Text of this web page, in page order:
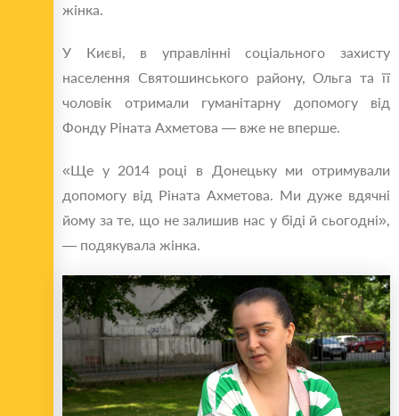
жінка.
У Києві, в управлінні соціального захисту
населення Святошинського району, Ольга та її
чоловік отримали гуманітарну допомогу від
Фонду Ріната Ахметова — вже не вперше.
«Ще у 2014 році в Донецьку ми отримували
допомогу від Ріната Ахметова. Ми дуже вдячні
йому за те, що не залишив нас у біді й сьогодні»,
— подякувала жінка.